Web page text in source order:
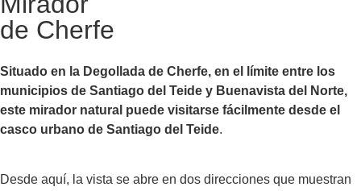
de Cherfe
Situado en la Degollada de Cherfe, en el límite entre los
municipios de Santiago del Teide y Buenavista del Norte,
este mirador natural puede visitarse fácilmente desde el
casco urbano de Santiago del Teide.
Desde aquí, la vista se abre en dos direcciones que muestran